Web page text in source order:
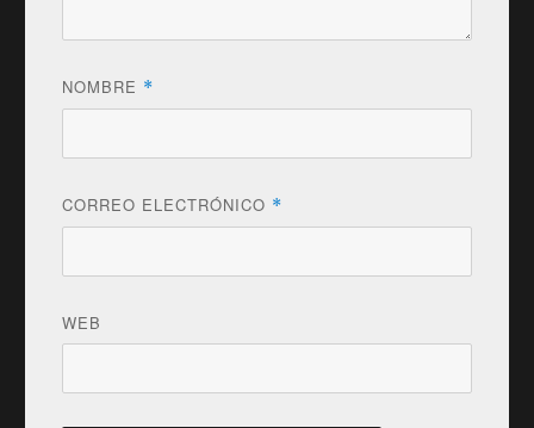
NOMBRE *
CORREO ELECTRÓNICO *
WEB